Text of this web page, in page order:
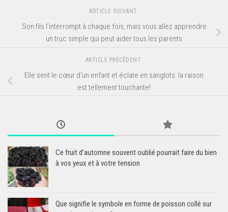
ARTICLE SUIVANT
Son fils l’interrompt à chaque fois, mais vous allez apprendre
un truc simple qui peut aider tous les parents
ARTICLE PRÉCÉDENT
Elle sent le cœur d’un enfant et éclate en sanglots: la raison
est tellement touchante!
Ce fruit d’automne souvent oublié pourrait faire du bien
à vos yeux et à votre tension
Que signifie le symbole en forme de poisson collé sur